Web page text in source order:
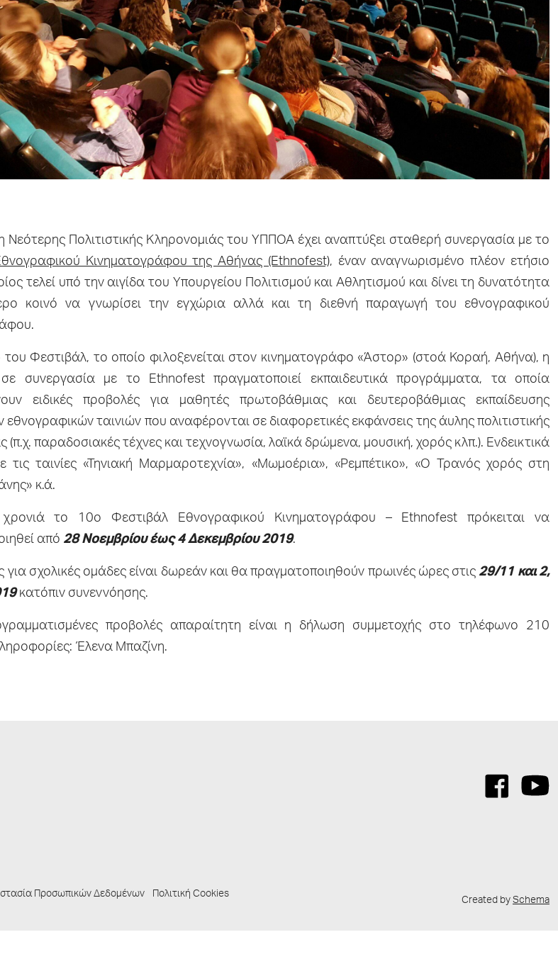
Νεότερης Πολιτιστικής Κληρονομιάς του ΥΠΠΟΑ έχει αναπτύξει σταθερή συνεργασία με το
Κινηματογράφου της Αθήνας (Ethnofest), έναν αναγνωρισμένο πλέον ετήσιο
τελεί υπό την αιγίδα του Υπουργείου Πολιτισμού και Αθλητισμού και δίνει τη δυνατότητα
κοινό να γνωρίσει την εγχώρια αλλά και τη διεθνή παραγωγή του εθνογραφικού
του Φεστιβάλ, το οποίο φιλοξενείται στον κινηματογράφο «Άστορ» (στοά Κοραή, Αθήνα), η
συνεργασία με το Ethnofest πραγματοποιεί εκπαιδευτικά προγράμματα, τα οποία
ειδικές προβολές για μαθητές πρωτοβάθμιας και δευτεροβάθμιας εκπαίδευσης
εθνογραφικών ταινιών που αναφέρονται σε διαφορετικές εκφάνσεις της άυλης πολιτιστικής
(π.χ. παραδοσιακές τέχνες και τεχνογνωσία, λαϊκά δρώμενα, μουσική, χορός κλπ.). Ενδεικτικά
τις ταινίες «Τηνιακή Μαρμαροτεχνία», «Μωμοέρια», «Ρεμπέτικο», «Ο Τρανός χορός στη
κ.ά.
χρονιά το 10ο Φεστιβάλ Εθνογραφικού Κινηματογράφου – Ethnofest πρόκειται να
από 28 Νοεμβρίου έως 4 Δεκεμβρίου 2019.
για σχολικές ομάδες είναι δωρεάν και θα πραγματοποιηθούν πρωινές ώρες στις 29/11 και 2,
κατόπιν συνεννόησης.
προβολές απαραίτητη είναι η δήλωση συμμετοχής στο τηλέφωνο 210
Έλενα Μπαζίνη.
Προσωπικών Δεδομένων
Πολιτική Cookies
Created by Schema